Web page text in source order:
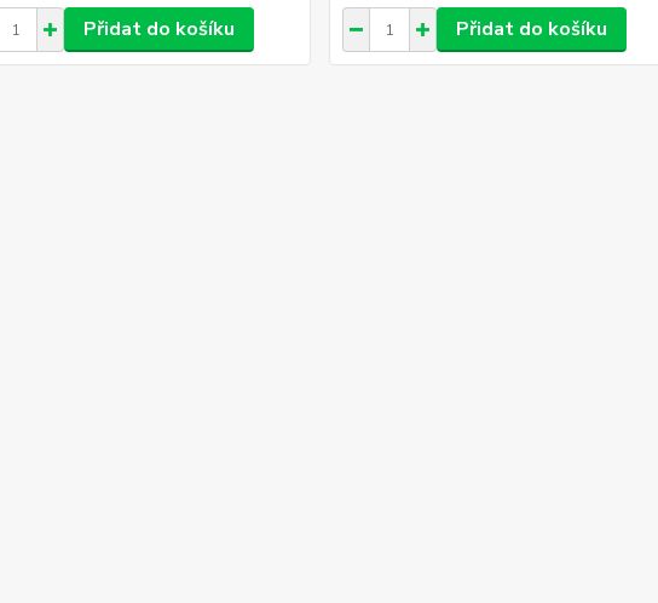
Přidat do košíku Přidat do košíku